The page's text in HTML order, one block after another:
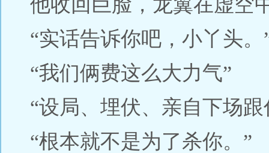
他收回巨脸，龙翼在虚空
“实话告诉你吧，小丫头。
“我们俩费这么大力气”
“设局、埋伏、亲自下场跟
“根本就不是为了杀你。”